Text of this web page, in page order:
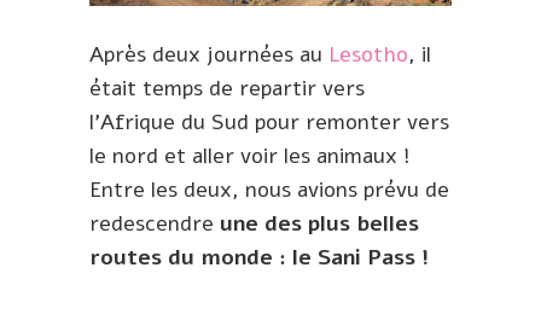
Après deux journées au Lesotho, il
était temps de repartir vers
l’Afrique du Sud pour remonter vers
le nord et aller voir les animaux !
Entre les deux, nous avions prévu de
redescendre une des plus belles
routes du monde : le Sani Pass !